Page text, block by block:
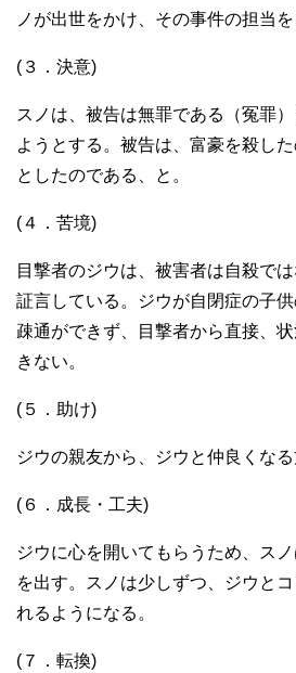
ノが出世をかけ、その事件の担当を
(３．決意)
スノは、被告は無罪である（冤罪
ようとする。被告は、富豪を殺し
としたのである、と。
(４．苦境)
目撃者のジウは、被害者は自殺で
証言している。ジウが自閉症の子
疎通ができず、目撃者から直接、
きない。
(５．助け)
ジウの親友から、ジウと仲良くなる
(６．成長・工夫)
ジウに心を開いてもらうため、ス
を出す。スノは少しずつ、ジウと
れるようになる。
(７．転換)